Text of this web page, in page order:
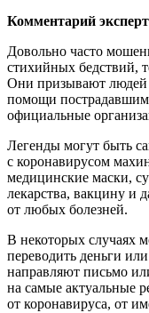
Комментарий
Довольно часто
стихийных бедствий,
Они призывают людей
помощи
официальные
Легенды могут быть
с коронавирусом
медицинские маски,
лекарства, вакцину и
от любых болезней.
В некоторых случаях
переводить деньги
направляют письмо
на самые актуальные
от коронавируса, от